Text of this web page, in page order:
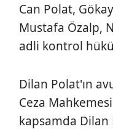
Can Polat,
Mustafa Özalp,
adli kontrol
Dilan Polat'ın
Ceza
kapsamda